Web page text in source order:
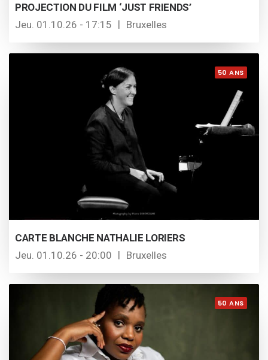
PROJECTION DU FILM ‘JUST FRIENDS’
Jeu. 01.10.26 - 17:15
Bruxelles
50 ANS
CARTE BLANCHE NATHALIE LORIERS
Jeu. 01.10.26 - 20:00
Bruxelles
50 ANS